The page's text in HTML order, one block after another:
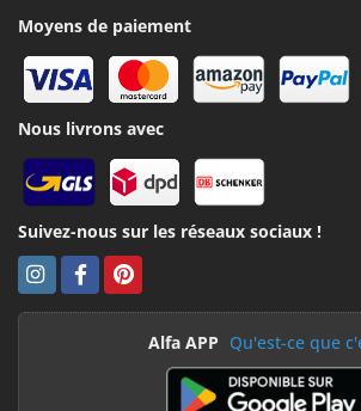
Moyens de paiement
Nous livrons avec
Suivez-nous sur les réseaux sociaux !
Alfa APP Qu'est-ce que